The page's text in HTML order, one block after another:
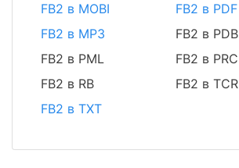
FB2 в MOBI
FB2 в PDF
FB2 в MP3
FB2 в PDB
FB2 в PML
FB2 в PRC
FB2 в RB
FB2 в TCR
FB2 в TXT